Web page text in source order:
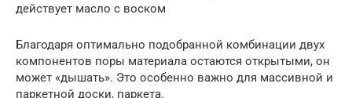
действует масло с воском
Благодаря оптимально подобранной комбинации двух
компонентов поры материала остаются открытыми, он
может «дышать». Это особенно важно для массивной и
паркетной доски, паркета.